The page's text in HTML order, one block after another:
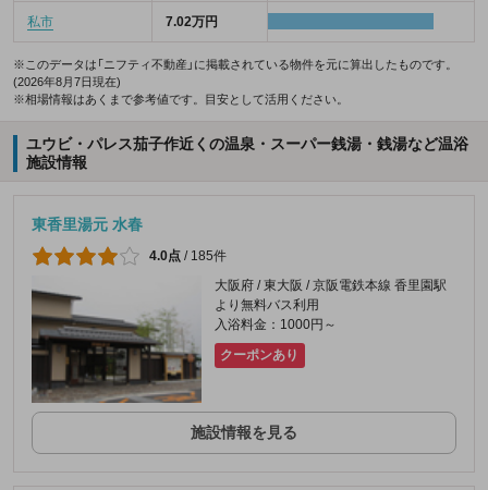
私市 7.02万円
※このデータは「ニフティ不動産」に掲載されている物件を元に算出したものです。
(2026年8月7日現在)
※相場情報はあくまで参考値です。目安として活用ください。
ユウビ・パレス茄子作近くの温泉・スーパー銭湯・銭湯など温浴
施設情報
東香里湯元 水春
4.0点 / 185件
大阪府 / 東大阪 / 京阪電鉄本線 香里園駅
より無料バス利用
入浴料金：1000円～
クーポンあり
施設情報を見る